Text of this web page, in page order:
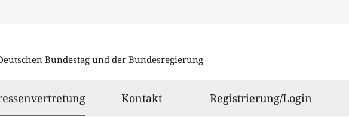
Bundestag und der Bundesregierung
ausgewählt
Kontakt Registrierung/Login